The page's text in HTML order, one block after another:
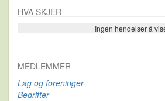
HVA SKJER
Ingen hendelser å
Se flere…
MEDLEMMER
Lag og foreninger
Bedrifter